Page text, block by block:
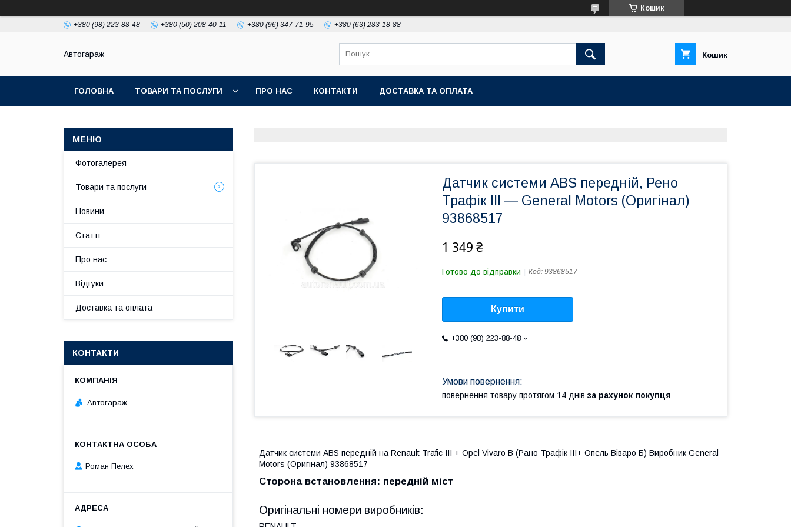
Кошик
+380 (98) 223-88-48 +380 (50) 208-40-11 +380 (96) 347-71-95 +380 (63) 283-18-88
Автогараж Кошик
ГОЛОВНА ТОВАРИ ТА ПОСЛУГИ ПРО НАС КОНТАКТИ ДОСТАВКА ТА ОПЛАТА
Датчик системи ABS передній, Рено
Трафік III — General Motors (Оригінал)
93868517
1 349 ₴
Готово до відправки Код: 93868517
Купити
+380 (98) 223-88-48
повернення товару протягом 14 днів за рахунок покупця
Датчик системи ABS передній на Renault Trafic III + Opel Vivaro B (Рано Трафік III+ Опель Віваро Б) Виробник General
Motors (Оригінал) 93868517
Сторона встановлення: передній міст
Оригінальні номери виробників:
Фотогалерея
Товари та послуги
Новини
Статті
Про нас
Відгуки
Доставка та оплата
КОНТАКТИ
Автогараж
Роман Пелех